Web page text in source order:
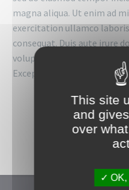
magna aliqua. Ut enim ad
exercitation ullamco
consequat. Duis aute irure
voluptate velit esse cillum
Excepteur sint
This site
and
over
OK,